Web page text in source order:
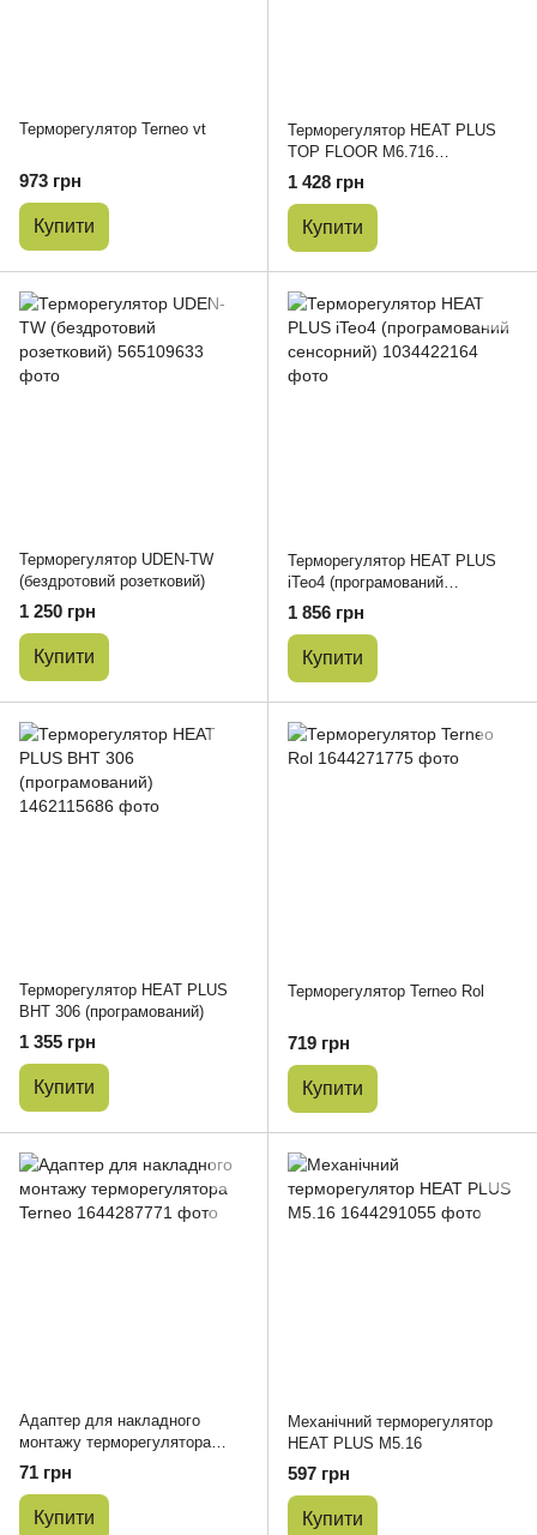
Терморегулятор Terneo vt
973 грн
Купити
Терморегулятор HEAT PLUS
TOP FLOOR M6.716
(програмований)
1 428 грн
Купити
Терморегулятор UDEN-TW
(бездротовий розетковий)
1 250 грн
Купити
Терморегулятор HEAT PLUS
iTeo4 (програмований
сенсорний)
1 856 грн
Купити
Терморегулятор HEAT PLUS
BHT 306 (програмований)
1 355 грн
Купити
Терморегулятор Terneo Rol
719 грн
Купити
Адаптер для накладного
монтажу терморегулятора
Terneo
71 грн
Купити
Механічний терморегулятор
HEAT PLUS M5.16
597 грн
Купити